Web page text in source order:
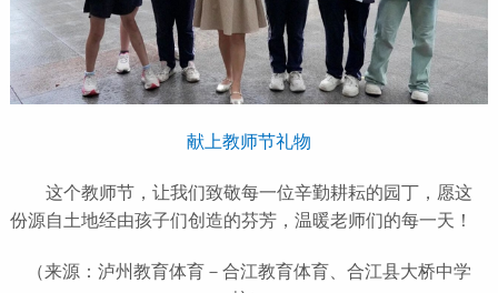
献上教师节礼物
这个教师节，让我们致敬每一位辛勤耕耘的园丁，愿这
份源自土地经由孩子们创造的芬芳，温暖老师们的每一天！
（来源：泸州教育体育－合江教育体育、合江县大桥中学